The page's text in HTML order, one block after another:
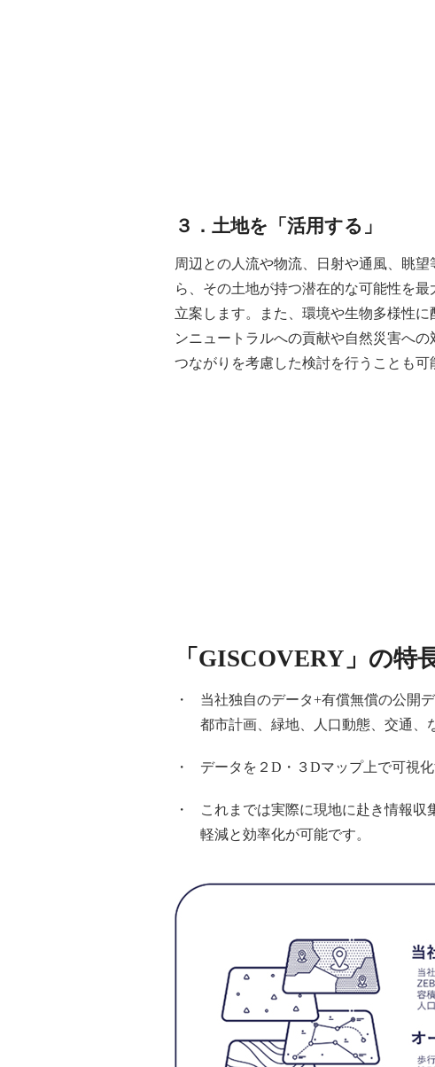
３．土地を「活用する」
周辺との人流や物流、日射や通風、眺
ら、その土地が持つ潜在的な可能性を
立案します。また、環境や生物多様性
ンニュートラルへの貢献や自然災害へ
つながりを考慮した検討を行うことも可
「GISCOVERY」の特
・
当社独⾃のデータ+有償無償の公開
都市計画、緑地、⼈⼝動態、交通
・ データを２D・３Dマップ上で可視
・
これまでは実際に現地に赴き情報
軽減と効率化が可能です。